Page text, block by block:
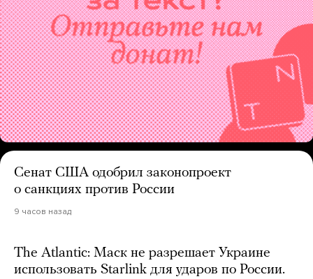
Сенат США одобрил законопроект
о санкциях против России
9 часов назад
The Atlantic: Маск не разрешает Украине
использовать Starlink для ударов по России.